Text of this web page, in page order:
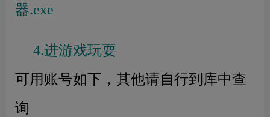
器.exe
4.进游戏玩耍
可用账号如下，其他请自行到库中查
询